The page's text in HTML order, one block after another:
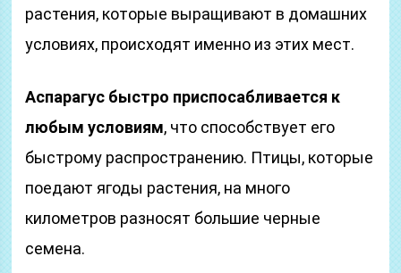
растения, которые выращивают в домашних
условиях, происходят именно из этих мест.
Аспарагус быстро приспосабливается к
любым условиям, что способствует его
быстрому распространению. Птицы, которые
поедают ягоды растения, на много
километров разносят большие черные
семена.